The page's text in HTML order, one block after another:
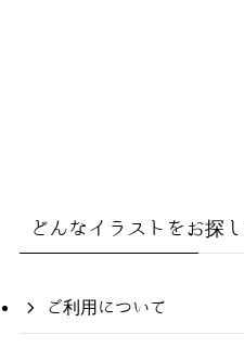
どんなイラストをお探
ご利用について